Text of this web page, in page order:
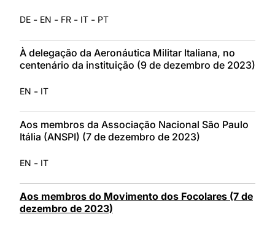
DE - EN - FR - IT - PT
À delegação da Aeronáutica Militar Italiana, no
centenário da instituição (9 de dezembro de 2023)
EN - IT
Aos membros da Associação Nacional São Paulo
Itália (ANSPI) (7 de dezembro de 2023)
EN - IT
Aos membros do Movimento dos Focolares (7 de
dezembro de 2023)